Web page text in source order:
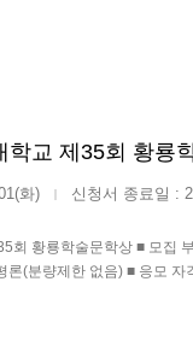
학교 제35회 황룡
화) |
신청서 종료일 :
회 황룡학술문학상 ■ 모집
론(분량제한 없음) ■ 응모